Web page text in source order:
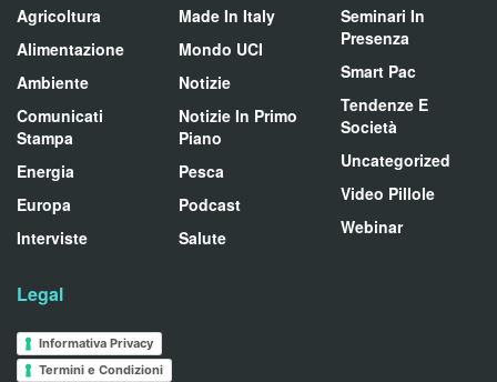
Agricoltura
Alimentazione
Ambiente
Comunicati
Stampa
Energia
Europa
Interviste
Made In Italy
Mondo UCI
Notizie
Notizie In Primo
Piano
Pesca
Podcast
Salute
Seminari In
Presenza
Smart Pac
Tendenze E
Società
Uncategorized
Video Pillole
Webinar
Legal
Informativa Privacy
Termini e Condizioni